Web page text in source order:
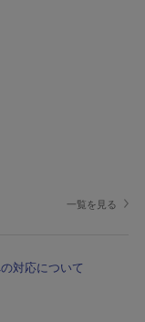
一覧を見る
対応について